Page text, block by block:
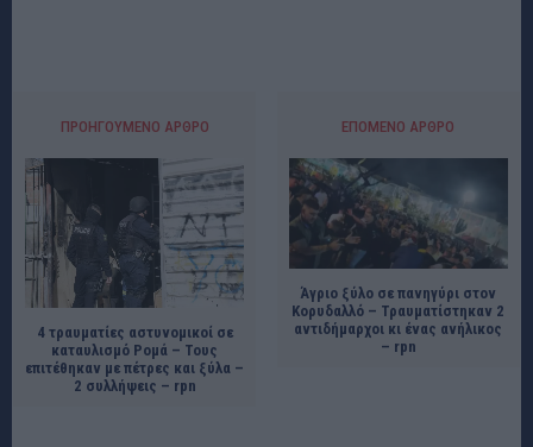
ΠΡΟΗΓΟΎΜΕΝΟ ΆΡΘΡΟ
4 τραυματίες αστυνομικοί σε
καταυλισμό Ρομά – Τους
επιτέθηκαν με πέτρες και ξύλα –
2 συλλήψεις – rpn
ΕΠΌΜΕΝΟ ΆΡΘΡΟ
Άγριο ξύλο σε πανηγύρι στον
Κορυδαλλό – Τραυματίστηκαν 2
αντιδήμαρχοι κι ένας ανήλικος
– rpn